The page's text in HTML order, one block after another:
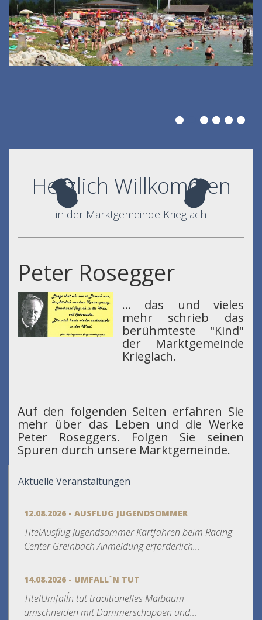
Herzlich Willkommen
in der Marktgemeinde Krieglach
Peter Rosegger
... das und vieles
mehr schrieb das
berühmteste "Kind"
der Marktgemeinde
Krieglach.
Auf den folgenden Seiten erfahren Sie
mehr über das Leben und die Werke
Peter Roseggers. Folgen Sie seinen
Spuren durch unsere Marktgemeinde.
Aktuelle Veranstaltungen
12.08.2026 - AUSFLUG JUGENDSOMMER
TitelAusflug Jugendsommer Kartfahren beim Racing
Center Greinbach Anmeldung erforderlich...
14.08.2026 - UMFALL´N TUT
TitelUmfall´n tut traditionelles Maibaum
umschneiden mit Dämmerschoppen und...